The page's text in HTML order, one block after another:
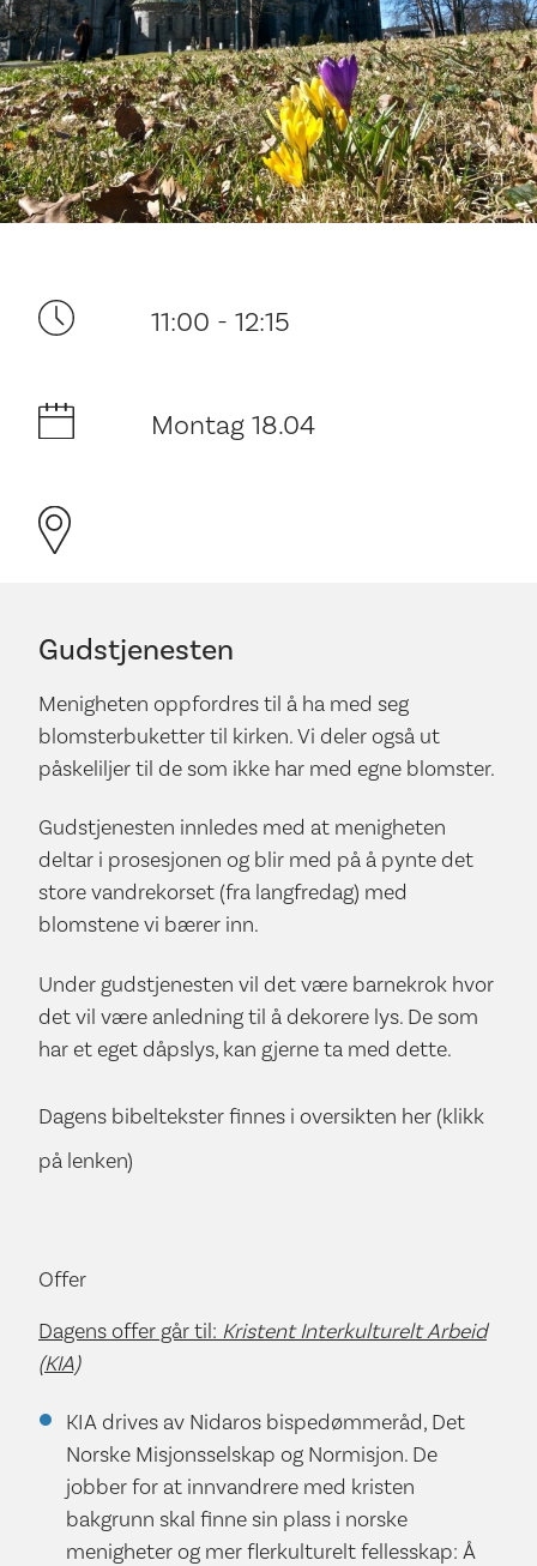
Ditt besøk
Musikk
Historie og arkitektur
11:00 - 12:15
Montag 18.04
Gudstjenesten
Menigheten oppfordres til å ha med seg
blomsterbuketter til kirken. Vi deler også ut
påskeliljer til de som ikke har med egne blomster.
Gudstjenesten innledes med at menigheten
deltar i prosesjonen og blir med på å pynte det
store vandrekorset (fra langfredag) med
blomstene vi bærer inn.
Under gudstjenesten vil det være barnekrok hvor
det vil være anledning til å dekorere lys. De som
har et eget dåpslys, kan gjerne ta med dette.
Dagens bibeltekster finnes i oversikten her (klikk
på lenken)
Offer
Dagens offer går til: Kristent Interkulturelt Arbeid
(KIA)
KIA drives av Nidaros bispedømmeråd, Det
Norske Misjonsselskap og Normisjon. De
jobber for at innvandrere med kristen
bakgrunn skal finne sin plass i norske
menigheter og mer flerkulturelt fellesskap: Å